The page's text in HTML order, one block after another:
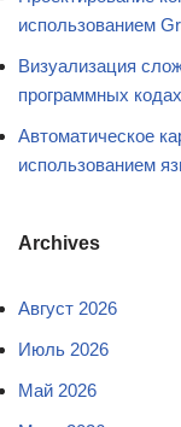
использованием
Визуализация
программных кодах
Автоматическое
использованием
Archives
Август 2026
Июль 2026
Май 2026